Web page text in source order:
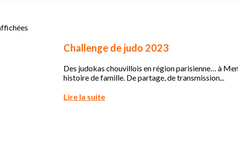
Challenge de judo 2023
Des judokas chouvillois en région parisienne… à
histoire de famille. De partage, de transmission...
Lire la suite